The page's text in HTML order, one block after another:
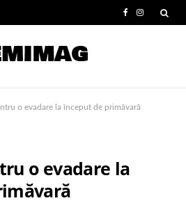
e
b
I
t
o evadare la început de primăvară
o evadare la